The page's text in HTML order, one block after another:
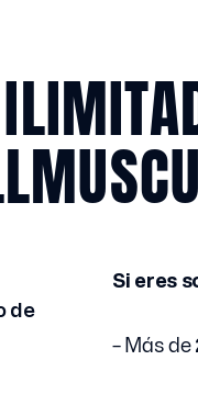
de
Si eres
– Más de